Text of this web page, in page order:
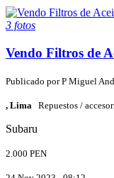
3 fotos
Vendo Filtros de
Publicado porP Miguel
, Lima Repuestos /
Subaru
2.000 PEN